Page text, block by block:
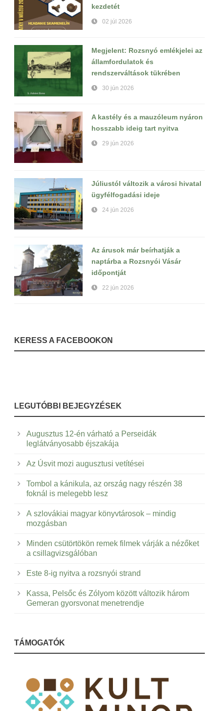
kezdetét
02 júl 2026
Megjelent: Rozsnyó emlékjelei az
államfordulatok és
rendszerváltások tükrében
30 jún 2026
A kastély és a mauzóleum nyáron
hosszabb ideig tart nyitva
29 jún 2026
Júliustól változik a városi hivatal
ügyfélfogadási ideje
24 jún 2026
Az árusok már beírhatják a
naptárba a Rozsnyói Vásár
időpontját
22 jún 2026
KERESS A FACEBOOKON
LEGUTÓBBI BEJEGYZÉSEK
Augusztus 12-én várható a Perseidák
leglátványosabb éjszakája
Az Úsvit mozi augusztusi vetítései
Tombol a kánikula, az ország nagy részén 38
foknál is melegebb lesz
A szlovákiai magyar könyvtárosok – mindig
mozgásban
Minden csütörtökön remek filmek várják a nézőket
a csillagvizsgálóban
Este 8-ig nyitva a rozsnyói strand
Kassa, Pelsőc és Zólyom között változik három
Gemeran gyorsvonat menetrendje
TÁMOGATÓK